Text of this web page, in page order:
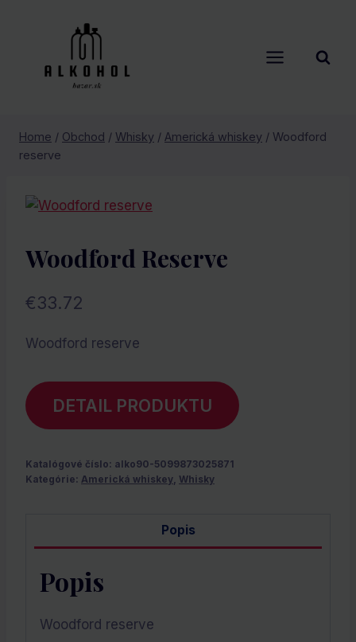
Home / Obchod / Whisky / Americká whiskey / Woodford
reserve
Woodford Reserve
€33.72
Woodford reserve
DETAIL PRODUKTU
Katalógové číslo: alko90-5099873025871
Kategórie: Americká whiskey, Whisky
Popis
Popis
Woodford reserve